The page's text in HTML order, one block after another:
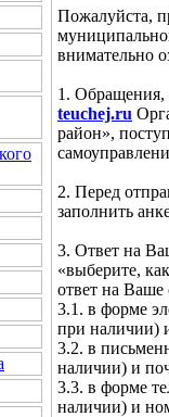
Пожалуйста,
внимательно
1. Обращения,
teuchej.ru
район»,
2. Перед
заполнить
3. Ответ на
«выберите,
ответ на
3.1. в форме
при наличии)
3.2. в
наличии) и
3.3. в форме
наличии) и